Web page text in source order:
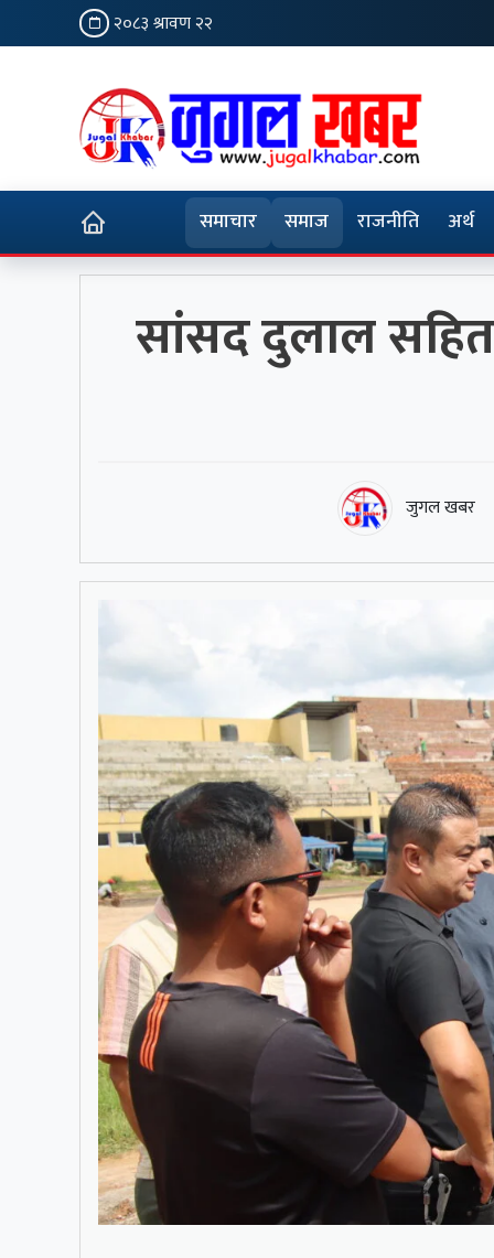
२०८३ श्रावण २२
समाचार समाज राजनीति अर्थ
सांसद दुलाल सहित
जुगल खबर